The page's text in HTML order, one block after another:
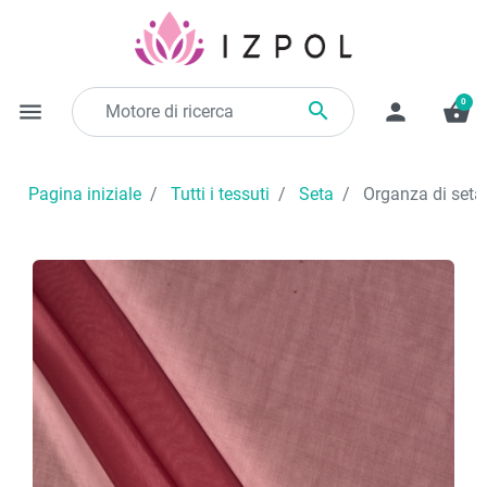
menu  person shopping_basket
0
Pagina iniziale Tutti i tessuti Seta Organza di